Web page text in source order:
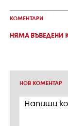
КОМЕНТАРИ
НЯМА ВЪВЕДЕНИ
НОВ КОМЕНТАР